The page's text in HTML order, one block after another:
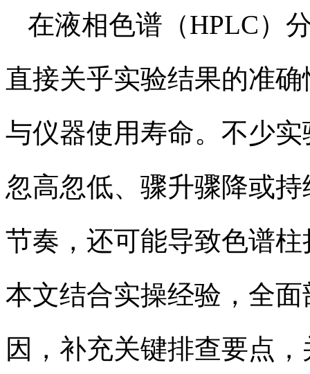
在液相色谱（HPLC）
直接关乎实验结果的准
与仪器使用寿命。不少
忽高忽低、骤升骤降或
节奏，还可能导致色谱
本文结合实操经验，全
因，补充关键排查要点